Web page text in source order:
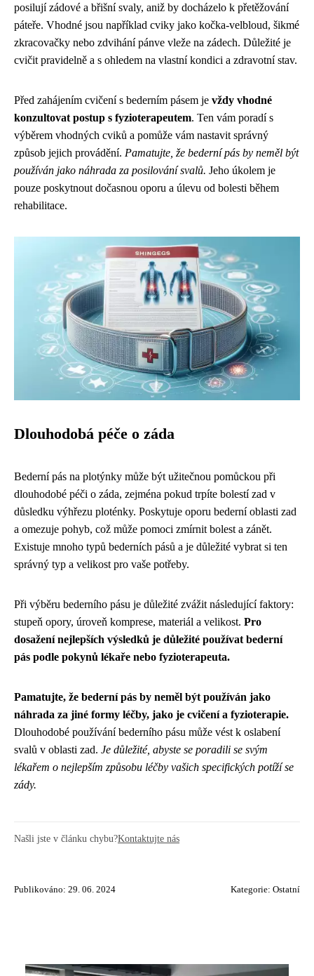
posilují zádové a břišní svaly, aniž by docházelo k přetěžování
páteře. Vhodné jsou například cviky jako kočka-velbloud, šikmé
zkracovačky nebo zdvihání pánve vleže na zádech. Důležité je
cvičit pravidelně a s ohledem na vlastní kondici a zdravotní stav.
Před zahájením cvičení s bederním pásem je vždy vhodné
konzultovat postup s fyzioterapeutem. Ten vám poradí s
výběrem vhodných cviků a pomůže vám nastavit správný
způsob jejich provádění. Pamatujte, že bederní pás by neměl být
používán jako náhrada za posilování svalů. Jeho úkolem je
pouze poskytnout dočasnou oporu a úlevu od bolesti během
rehabilitace.
Dlouhodobá péče o záda
Bederní pás na plotýnky může být užitečnou pomůckou při
dlouhodobé péči o záda, zejména pokud trpíte bolestí zad v
důsledku výhřezu ploténky. Poskytuje oporu bederní oblasti zad
a omezuje pohyb, což může pomoci zmírnit bolest a zánět.
Existuje mnoho typů bederních pásů a je důležité vybrat si ten
správný typ a velikost pro vaše potřeby.
Při výběru bederního pásu je důležité zvážit následující faktory:
stupeň opory, úroveň komprese, materiál a velikost. Pro
dosažení nejlepších výsledků je důležité používat bederní
pás podle pokynů lékaře nebo fyzioterapeuta.
Pamatujte, že bederní pás by neměl být používán jako
náhrada za jiné formy léčby, jako je cvičení a fyzioterapie.
Dlouhodobé používání bederního pásu může vést k oslabení
svalů v oblasti zad. Je důležité, abyste se poradili se svým
lékařem o nejlepším způsobu léčby vašich specifických potíží se
zády.
Našli jste v článku chybu?Kontaktujte nás
Publikováno: 29. 06. 2024 Kategorie: Ostatní